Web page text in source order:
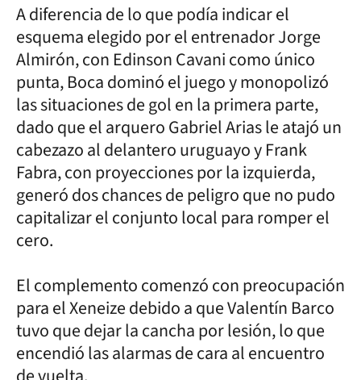
A diferencia de lo que podía indicar el
esquema elegido por el entrenador Jorge
Almirón, con Edinson Cavani como único
punta, Boca dominó el juego y monopolizó
las situaciones de gol en la primera parte,
dado que el arquero Gabriel Arias le atajó un
cabezazo al delantero uruguayo y Frank
Fabra, con proyecciones por la izquierda,
generó dos chances de peligro que no pudo
capitalizar el conjunto local para romper el
cero.
El complemento comenzó con preocupación
para el Xeneize debido a que Valentín Barco
tuvo que dejar la cancha por lesión, lo que
encendió las alarmas de cara al encuentro